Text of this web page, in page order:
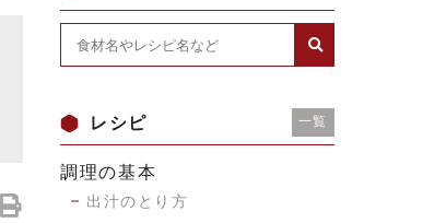
レシピ 一覧
調理の基本
出汁のとり方